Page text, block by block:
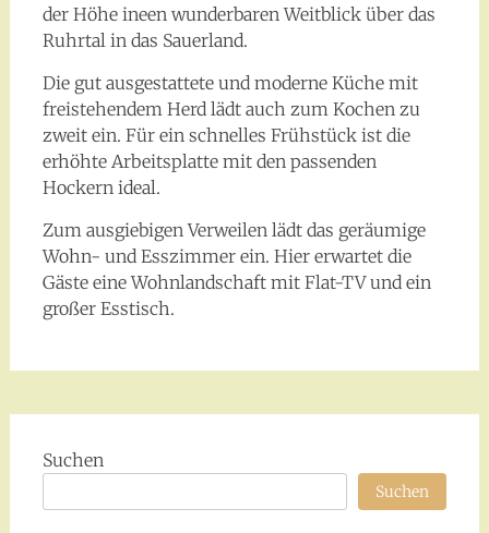
der Höhe ineen wunderbaren Weitblick über das
Ruhrtal in das Sauerland.
Die gut ausgestattete und moderne Küche mit
freistehendem Herd lädt auch zum Kochen zu
zweit ein. Für ein schnelles Frühstück ist die
erhöhte Arbeitsplatte mit den passenden
Hockern ideal.
Zum ausgiebigen Verweilen lädt das geräumige
Wohn- und Esszimmer ein. Hier erwartet die
Gäste eine Wohnlandschaft mit Flat-TV und ein
großer Esstisch.
Suchen
Suchen